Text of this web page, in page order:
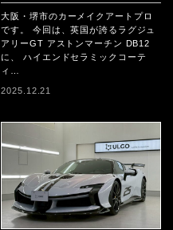
工
大阪・堺市のカーメイクアートプロ
です。 今回は、英国が誇るラグジュ
アリーGT アストンマーチン DB12
に、 ハイエンドセラミックコーテ
ィ…
2025.12.21